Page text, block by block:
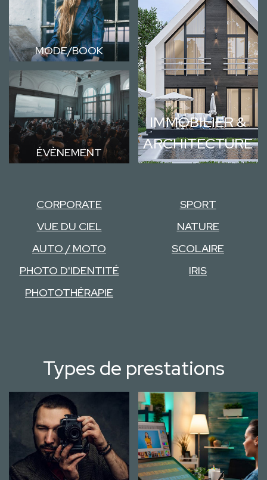
MODE/BOOK
ÉVÈNEMENT
IMMOBILIER &
ARCHITECTURE
CORPORATE
SPORT
VUE DU CIEL
NATURE
AUTO / MOTO
SCOLAIRE
PHOTO D'IDENTITÉ
IRIS
PHOTOTHÉRAPIE
Types de prestations